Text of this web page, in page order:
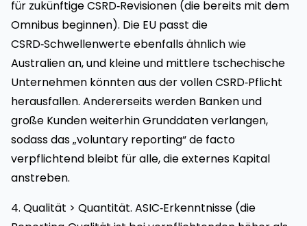
für zukünftige CSRD‑Revisionen (die bereits mit dem
Omnibus beginnen). Die EU passt die
CSRD‑Schwellenwerte ebenfalls ähnlich wie
Australien an, und kleine und mittlere tschechische
Unternehmen könnten aus der vollen CSRD‑Pflicht
herausfallen. Andererseits werden Banken und
große Kunden weiterhin Grunddaten verlangen,
sodass das „voluntary reporting“ de facto
verpflichtend bleibt für alle, die externes Kapital
anstreben.
4. Qualität > Quantität. ASIC‑Erkenntnisse (die